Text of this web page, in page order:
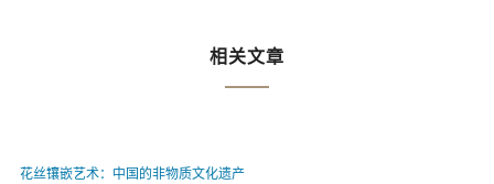
相关文章
花丝镶嵌艺术：中国的非物质文化遗产